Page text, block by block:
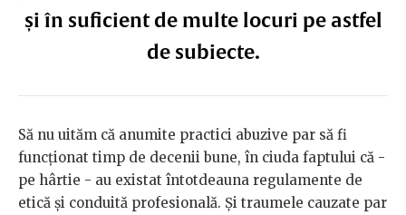
și în suficient de multe locuri pe astfel
de subiecte.
Să nu uităm că anumite practici abuzive par să fi
funcționat timp de decenii bune, în ciuda faptului că -
pe hârtie - au existat întotdeauna regulamente de
etică și conduită profesională. Și traumele cauzate par